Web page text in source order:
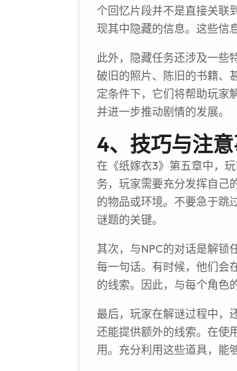
个回忆片段并不是直接关联
现其中隐藏的信息。这些信
此外，隐藏任务还涉及一些
破旧的照片、陈旧的书籍、
定条件下，它们将帮助玩家
并进一步推动剧情的发展。
4、技巧与注
在《纸嫁衣3》第五章中，
务，玩家需要充分发挥自己
的物品或环境。不要急于跳
谜题的关键。
其次，与NPC的对话是解锁
每一句话。有时候，他们会
的线索。因此，与每个角色
最后，玩家在解谜过程中，
还能提供额外的线索。在使
用。充分利用这些道具，能